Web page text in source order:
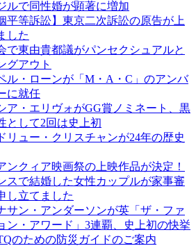
ルで同性婚が顕著に増加
平等訴訟】東京二次訴訟の原告が上
した
で東由貴都議がパンセクシュアルと
グアウト
ル・ローンが「M・A・C」のアンバ
に就任
ア・エリヴォがGG賞ノミネート、黒
として2回は史上初
リュー・クリスチャンが24年の歴史
ンクィア映画祭の上映作品が決定！
スで結婚した女性カップルが家事審
し立てました
サン・アンダーソンが英「ザ・ファ
ン・アワード」3連覇、史上初の快挙
のための防災ガイドのご案内